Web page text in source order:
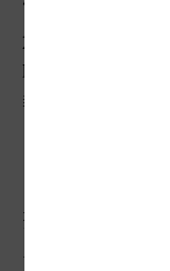
2024-03-17
聯合報 / 記者張
報導
招募社工也遇
長許秀能表示